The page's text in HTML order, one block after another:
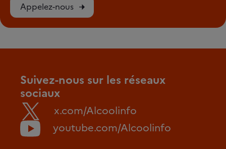
Appelez-nous
Suivez-nous sur les réseaux
sociaux
x.com/Alcoolinfo
youtube.com/Alcoolinfo